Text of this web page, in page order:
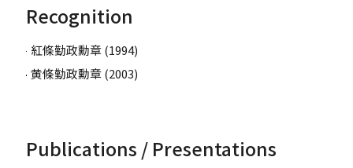
Recognition
紅條勤政勳章 (1994)
黄條勤政勳章 (2003)
Publications / Presentations